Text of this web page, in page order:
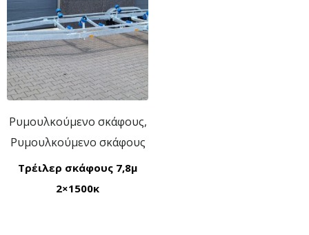
Ρυμουλκούμενο σκάφους,
Ρυμουλκούμενο σκάφους
Τρέιλερ σκάφους 7,8μ
2×1500κ